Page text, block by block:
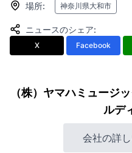
場所: 神奈川県大和市
ニュースのシェア:
X Facebook
（株）ヤマハミュージ
ルデ
会社の詳